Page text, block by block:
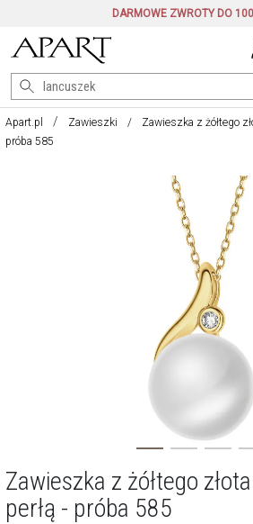
DARMOWE ZWROTY DO 100
Apart.pl Zawieszki
Zawieszka z żółtego
próba 585
Zawieszka z żółtego
perłą - próba 585